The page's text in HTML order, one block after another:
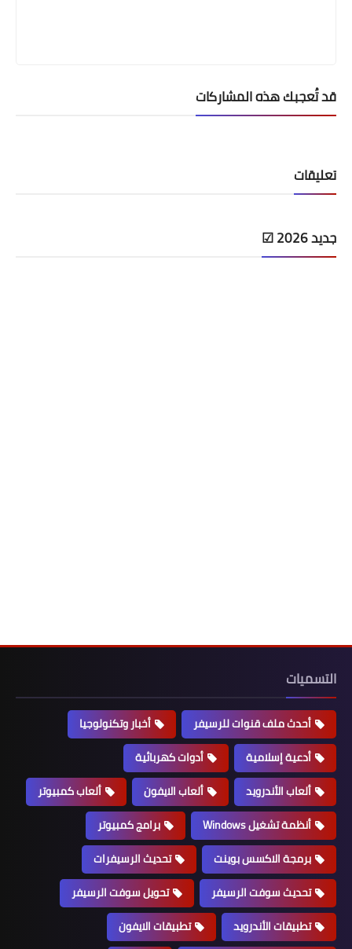
قد تُعجبك هذه المشاركات
تعليقات
جديد 2026 ☑
التسميات
أحدث ملف قنوات للرسيفر
أخبار وتكنولوجيا
أدعية إسلامية
أدوات كهربائية
ألعاب الأندرويد
ألعاب الايفون
ألعاب كمبيوتر
أنظمة تشغيل Windows
برامج كمبيوتر
برمجة الاكسس بوينت
تحديث الرسيفرات
تحديث سوفت الرسيفر
تحويل سوفت الرسيفر
تطبيقات الأندرويد
تطبيقات الايفون